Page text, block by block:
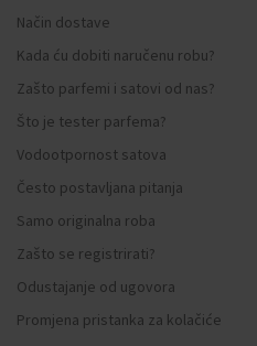
Način dostave
Kada ću dobiti naručenu robu?
Zašto parfemi i satovi od nas?
Što je tester parfema?
Vodootpornost satova
Često postavljana pitanja
Samo originalna roba
Zašto se registrirati?
Odustajanje od ugovora
Promjena pristanka za kolačiće